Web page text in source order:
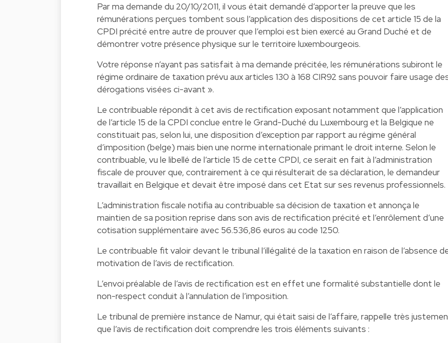
Par ma demande du 20/10/2011, il vous était demandé d’apporter la preuve que les
rémunérations perçues tombent sous l’application des dispositions de cet article 15 de la
CPDI précité entre autre de prouver que l’emploi est bien exercé au Grand Duché et de
démontrer votre présence physique sur le territoire luxembourgeois.
Votre réponse n’ayant pas satisfait à ma demande précitée, les rémunérations subiront le
régime ordinaire de taxation prévu aux articles 130 à 168 CIR92 sans pouvoir faire usage
dérogations visées ci-avant ».
Le contribuable répondit à cet avis de rectification exposant notamment que l’application
de l’article 15 de la CPDI conclue entre le Grand-Duché du Luxembourg et la Belgique ne
constituait pas, selon lui, une disposition d’exception par rapport au régime général
d’imposition (belge) mais bien une norme internationale primant le droit interne. Selon le
contribuable, vu le libellé de l’article 15 de cette CPDI, ce serait en fait à l’administration
fiscale de prouver que, contrairement à ce qui résulterait de sa déclaration, le demandeur
travaillait en Belgique et devait être imposé dans cet Etat sur ses revenus professionnels.
L’administration fiscale notifia au contribuable sa décision de taxation et annonça le
maintien de sa position reprise dans son avis de rectification précité et l’enrôlement d’une
cotisation supplémentaire avec 56.536,86 euros au code 1250.
Le contribuable fit valoir devant le tribunal l’illégalité de la taxation en raison de l’absence
motivation de l’avis de rectification.
L’envoi préalable de l’avis de rectification est en effet une formalité substantielle dont le
non-respect conduit à l’annulation de l’imposition.
Le tribunal de première instance de Namur, qui était saisi de l’affaire, rappelle très
que l’avis de rectification doit comprendre les trois éléments suivants :